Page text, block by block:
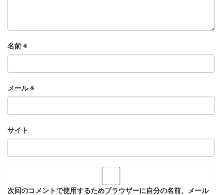
名前 ※
メール※
サイト
次回のコメントで使用するためブラウザーに自分の名前、メール